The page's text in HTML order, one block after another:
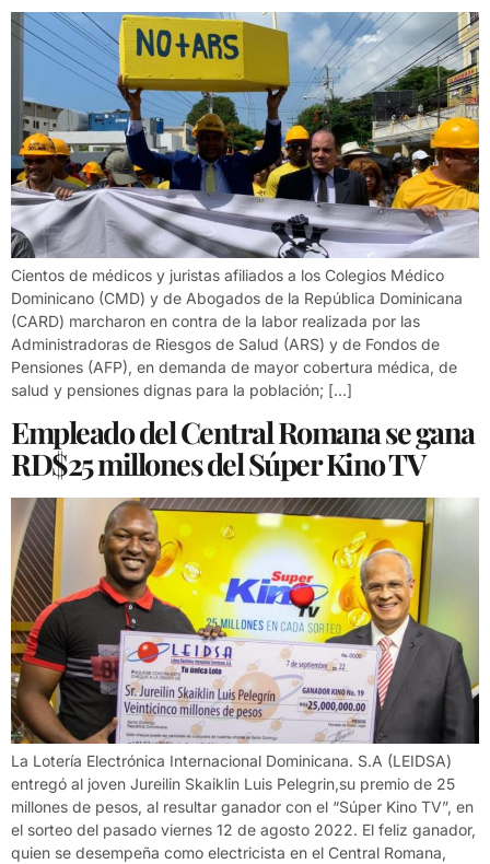
Cientos de médicos y juristas afiliados a los Colegios Médico
Dominicano (CMD) y de Abogados de la República Dominicana
(CARD) marcharon en contra de la labor realizada por las
Administradoras de Riesgos de Salud (ARS) y de Fondos de
Pensiones (AFP), en demanda de mayor cobertura médica, de
salud y pensiones dignas para la población; […]
Empleado del Central Romana se gana
RD$25 millones del Súper Kino TV
La Lotería Electrónica Internacional Dominicana. S.A (LEIDSA)
entregó al joven Jureilin Skaiklin Luis Pelegrin,su premio de 25
millones de pesos, al resultar ganador con el “Súper Kino TV”, en
el sorteo del pasado viernes 12 de agosto 2022. El feliz ganador,
quien se desempeña como electricista en el Central Romana,